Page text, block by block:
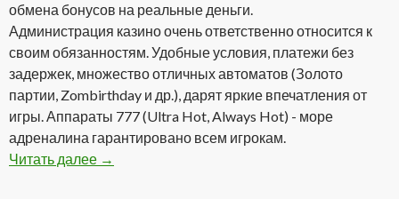
обмена бонусов на реальные деньги.
Администрация казино очень ответственно относится к
своим обязанностям. Удобные условия, платежи без
задержек, множество отличных автоматов (Золото
партии, Zombirthday и др.), дарят яркие впечатления от
игры. Аппараты 777 (Ultra Hot, Always Hot) - море
адреналина гарантировано всем игрокам.
Читать далее Admiral Casino Club — один из лидеров
→